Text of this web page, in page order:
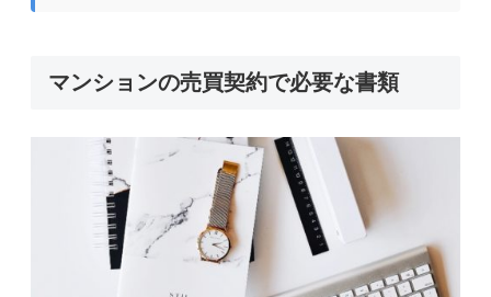
マンションの売買契約で必要な書類